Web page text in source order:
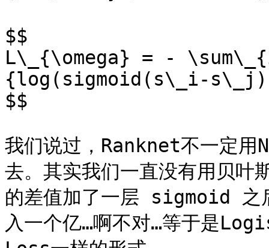
$$
L\_{\omega} = -
{log(sigmoid(s\_i-
$$
我们说过，Ranknet不一定用
去。其实我们一直没有用贝叶
的差值加了一层 sigmoid 之
入一个亿…啊不对…等于是